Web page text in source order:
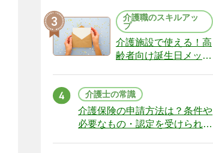
介護職のスキルアッ
プ
介護施設で使える！高
齢者向け誕生日メッセ
介護士の常識
介護保険の申請方法は？条件や
必要なもの・認定を受けられな